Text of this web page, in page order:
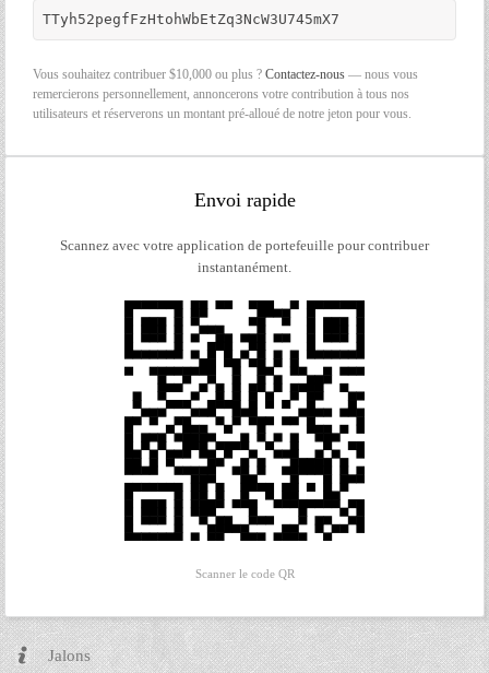
TTyh52pegfFzHtohWbEtZq3NcW3U745mX7
Vous souhaitez contribuer $10,000 ou plus ?Contactez-nous — nous vous
remercierons personnellement, annoncerons votre contribution à tous nos
utilisateurs et réserverons un montant pré-alloué de notre jeton pour vous.
Envoi rapide
Scannez avec votre application de portefeuille pour contribuer
instantanément.
Scanner le code QR
Jalons